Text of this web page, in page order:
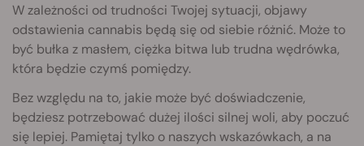
W zależności od trudności Twojej sytuacji, objawy
odstawienia cannabis będą się od siebie różnić. Może to
być bułka z masłem, ciężka bitwa lub trudna wędrówka,
która będzie czymś pomiędzy.
Bez względu na to, jakie może być doświadczenie,
będziesz potrzebować dużej ilości silnej woli, aby poczuć
się lepiej. Pamiętaj tylko o naszych wskazówkach, a na